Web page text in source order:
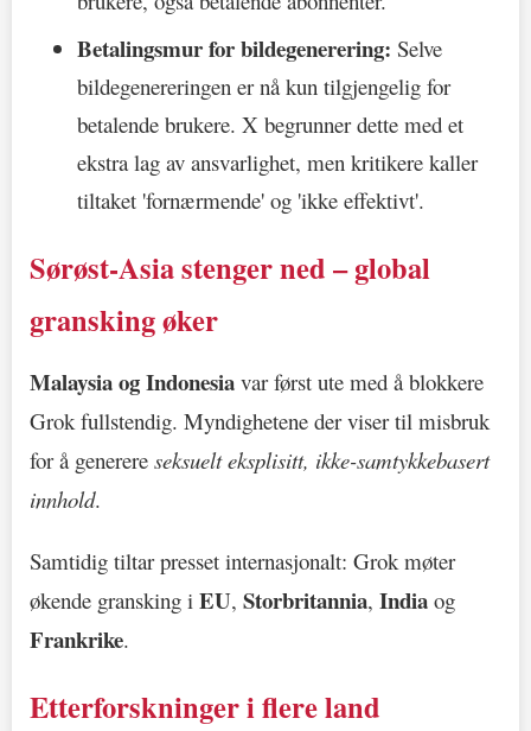
Betalingsmur for bildegenerering: Selve
bildegenereringen er nå kun tilgjengelig for
betalende brukere. X begrunner dette med et
ekstra lag av ansvarlighet, men kritikere kaller
tiltaket 'fornærmende' og 'ikke effektivt'.
Sørøst-Asia stenger ned – global
gransking øker
Malaysia og Indonesia var først ute med å blokkere
Grok fullstendig. Myndighetene der viser til misbruk
for å generere seksuelt eksplisitt, ikke-samtykkebasert
innhold.
Samtidig tiltar presset internasjonalt: Grok møter
økende gransking i EU, Storbritannia, India og
Frankrike.
Etterforskninger i flere land